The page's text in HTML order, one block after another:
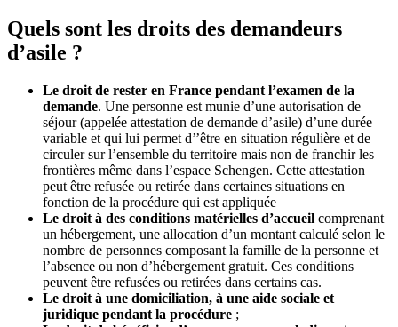
Quels sont les droits des demandeurs
d’asile ?
Le droit de rester en France pendant l’examen de la
demande. Une personne est munie d’une autorisation de
séjour (appelée attestation de demande d’asile) d’une durée
variable et qui lui permet d’’être en situation régulière et de
circuler sur l’ensemble du territoire mais non de franchir les
frontières même dans l’espace Schengen. Cette attestation
peut être refusée ou retirée dans certaines situations en
fonction de la procédure qui est appliquée
Le droit à des conditions matérielles d’accueil comprenant
un hébergement, une allocation d’un montant calculé selon le
nombre de personnes composant la famille de la personne et
l’absence ou non d’hébergement gratuit. Ces conditions
peuvent être refusées ou retirées dans certains cas.
Le droit à une domiciliation, à une aide sociale et
juridique pendant la procédure ;